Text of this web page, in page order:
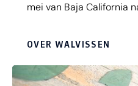
mei van Baja California
is er een goede kans om
OVER WALVISSEN